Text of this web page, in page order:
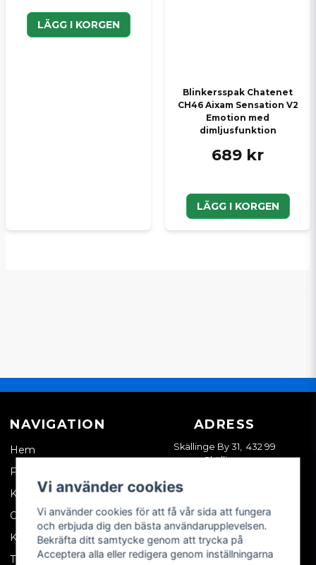
LÄGG I KORGEN
Blinkersspak Chatenet
CH46 Aixam Sensation V2
Emotion med
dimljusfunktion
689 kr
LÄGG I KORGEN
NAVIGATION
Hem
Företagskund
Kontakta oss
Om oss
Köpvillkor
Tips & trix
ADRESS
Skällinge By 31, 432 99
Skällinge
Vi använder cookies
Vi använder cookies för att få vår sida att fungera
och erbjuda dig den bästa användarupplevelsen.
Bekräfta ditt samtycke genom att trycka på
Acceptera alla eller redigera genom inställningarna